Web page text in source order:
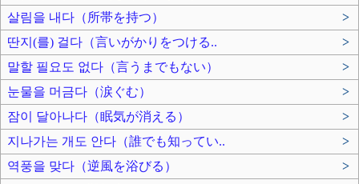
살림을 내다（所帯を持つ）
>
딴지(를) 걸다（言いがかりをつける..
>
말할 필요도 없다（言うまでもない）
>
눈물을 머금다（涙ぐむ）
>
잠이 달아나다（眠気が消える）
>
지나가는 개도 안다（誰でも知ってい..
>
역풍을 맞다（逆風を浴びる）
>